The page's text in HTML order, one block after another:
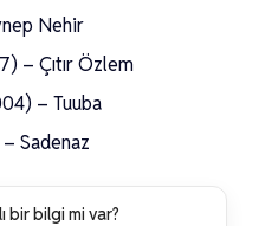
Nehir
– Çıtır Özlem
– Tuuba
– Sadenaz
bir bilgi mi var?